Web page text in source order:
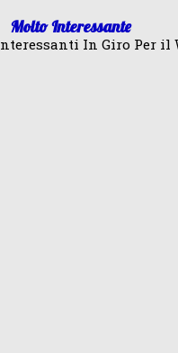
Molto Interessante
In Giro Per il